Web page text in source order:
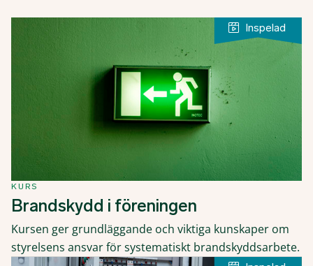
KURS
Brandskydd i föreningen
Kursen ger grundläggande och viktiga kunskaper om
styrelsens ansvar för systematiskt brandskyddsarbete.